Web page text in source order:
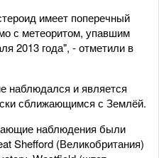
имеет поперечный
с метеоритом, упавшим
2013 года", - отметили в
наблюдался и является
сближающимся с Землёй.
наблюдения были
Shefford (Великобритания)